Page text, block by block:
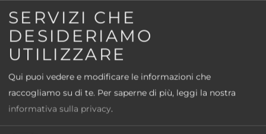
Senza vitto
Accesso alla piscina all'aperto
Parcheggio
Avete domande?
Siamo qui per voi
SERVIZI CHE
DESIDERIAMO
UTILIZZARE
Qui puoi vedere e modificare le informazioni che
raccogliamo su di te. Per saperne di più, leggi la nostra
informativa sulla privacy.